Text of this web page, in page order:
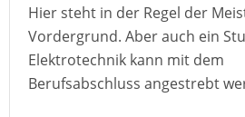
Hier steht in der Regel der
Vordergrund. Aber auch ein
Elektrotechnik kann mit dem
Berufsabschluss angestrebt